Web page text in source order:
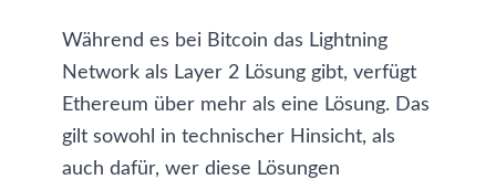
Während es bei Bitcoin das Lightning
Network als Layer 2 Lösung gibt, verfügt
Ethereum über mehr als eine Lösung. Das
gilt sowohl in technischer Hinsicht, als
auch dafür, wer diese Lösungen